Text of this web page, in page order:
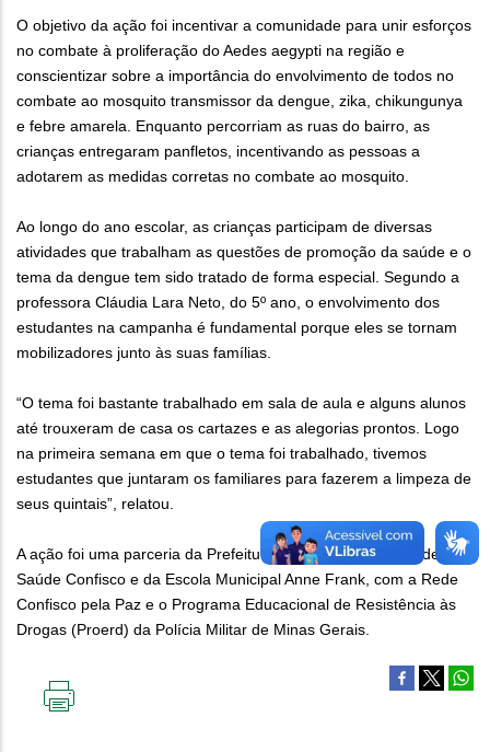
O objetivo da ação foi incentivar a comunidade para unir esforços
no combate à proliferação do Aedes aegypti na região e
conscientizar sobre a importância do envolvimento de todos no
combate ao mosquito transmissor da dengue, zika, chikungunya
e febre amarela. Enquanto percorriam as ruas do bairro, as
crianças entregaram panfletos, incentivando as pessoas a
adotarem as medidas corretas no combate ao mosquito.
Ao longo do ano escolar, as crianças participam de diversas
atividades que trabalham as questões de promoção da saúde e o
tema da dengue tem sido tratado de forma especial. Segundo a
professora Cláudia Lara Neto, do 5º ano, o envolvimento dos
estudantes na campanha é fundamental porque eles se tornam
mobilizadores junto às suas famílias.
“O tema foi bastante trabalhado em sala de aula e alguns alunos
até trouxeram de casa os cartazes e as alegorias prontos. Logo
na primeira semana em que o tema foi trabalhado, tivemos
estudantes que juntaram os familiares para fazerem a limpeza de
seus quintais”, relatou.
A ação foi uma parceria da Prefeitura, por meio do Centro de
Saúde Confisco e da Escola Municipal Anne Frank, com a Rede
Confisco pela Paz e o Programa Educacional de Resistência às
Drogas (Proerd) da Polícia Militar de Minas Gerais.